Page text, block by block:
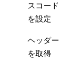
スコード
を設定
ヘッダー
を取得